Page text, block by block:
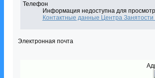
Телефон
Информация недоступна для
Контактные данные Центра Занятости
Электронная почта